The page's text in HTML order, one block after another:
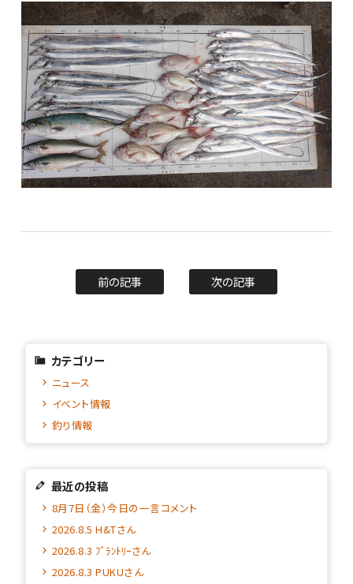
前の記事 次の記事
カテゴリー
ニュース
イベント情報
釣り情報
最近の投稿
8月7日（金）今日の一言コメント
2026.8.5 H&Tさん
2026.8.3 ﾌﾟﾗﾝﾄﾘｰさん
2026.8.3 PUKUさん